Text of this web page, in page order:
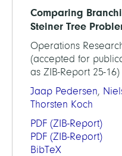
Comparing
Steiner Tree
Operations
(accepted for
as ZIB-Report 25-16)
Jaap Pedersen,
Thorsten Koch
PDF (ZIB-Report)
PDF (ZIB-Report)
BibTeX